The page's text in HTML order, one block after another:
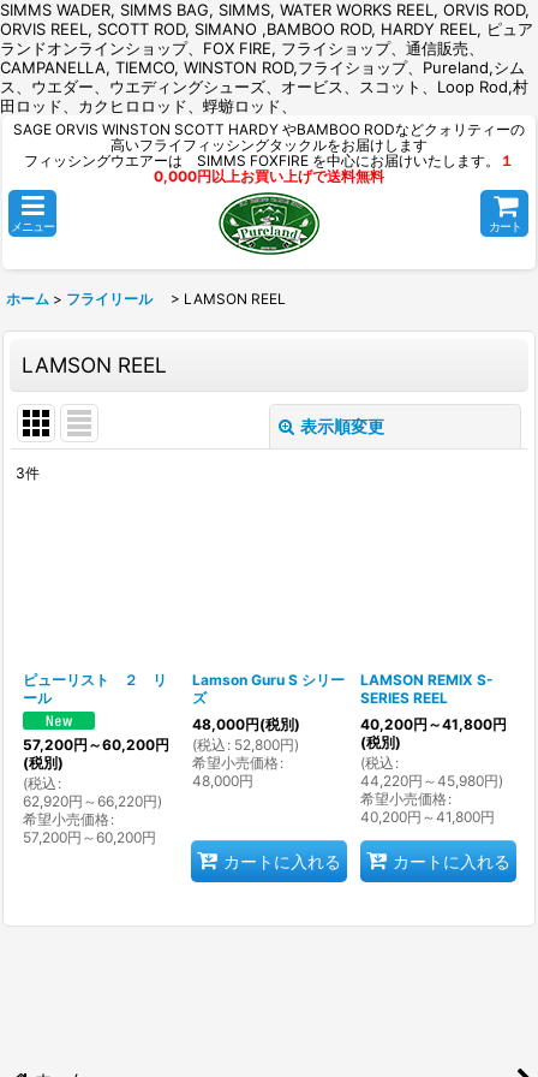
SIMMS WADER, SIMMS BAG, SIMMS, WATER WORKS REEL, ORVIS ROD,
ORVIS REEL, SCOTT ROD, SIMANO ,BAMBOO ROD, HARDY REEL, ピュア
ランドオンラインショップ、FOX FIRE, フライショップ、通信販売、
CAMPANELLA, TIEMCO, WINSTON ROD,フライショップ、Pureland,シム
ス、ウエダー、ウエディングシューズ、オービス、スコット、Loop Rod,村
田ロッド、カクヒロロッド、蜉蝣ロッド、
SAGE ORVIS WINSTON SCOTT HARDY やBAMBOO RODなどクォリティーの
高いフライフィッシングタックルをお届けします
フィッシングウエアーは SIMMS FOXFIRE を中心にお届けいたします。
１
0,000円以上お買い上げで送料無料
メニュー カート
ホーム > フライリール > LAMSON REEL
LAMSON REEL
表示順変更
3件
ピューリスト ２ リ
ール
57,200円 ～60,200円
(税別)
(税込 :
62,920円 ～66,220円)
希望小売価格:
57,200円 ～60,200円
Lamson Guru S シリー
ズ
48,000円(税別)
(税込 : 52,800円)
希望小売価格:
48,000円
カートに入れる
LAMSON REMIX S-
SERIES REEL
40,200円 ～41,800円
(税別)
(税込 :
44,220円 ～45,980円)
希望小売価格:
40,200円 ～41,800円
カートに入れる